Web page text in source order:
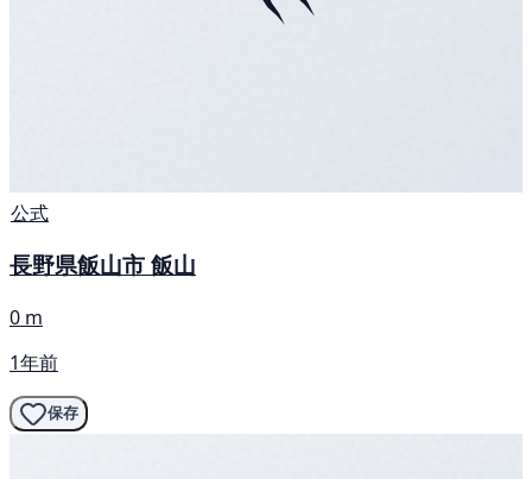
公式
長野県飯山市 飯山
0 m
1年前
保存